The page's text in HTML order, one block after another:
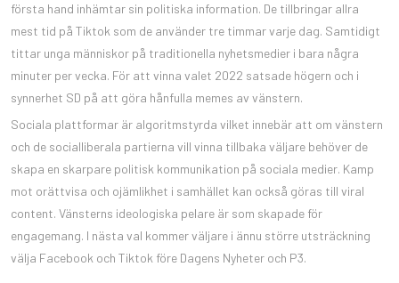
första hand inhämtar sin politiska information. De tillbringar allra
mest tid på Tiktok som de använder tre timmar varje dag. Samtidigt
tittar unga människor på traditionella nyhetsmedier i bara några
minuter per vecka. För att vinna valet 2022 satsade högern och i
synnerhet SD på att göra hånfulla memes av vänstern.
Sociala plattformar är algoritmstyrda vilket innebär att om vänstern
och de socialliberala partierna vill vinna tillbaka väljare behöver de
skapa en skarpare politisk kommunikation på sociala medier. Kamp
mot orättvisa och ojämlikhet i samhället kan också göras till viral
content. Vänsterns ideologiska pelare är som skapade för
engagemang. I nästa val kommer väljare i ännu större utsträckning
välja Facebook och Tiktok före Dagens Nyheter och P3.